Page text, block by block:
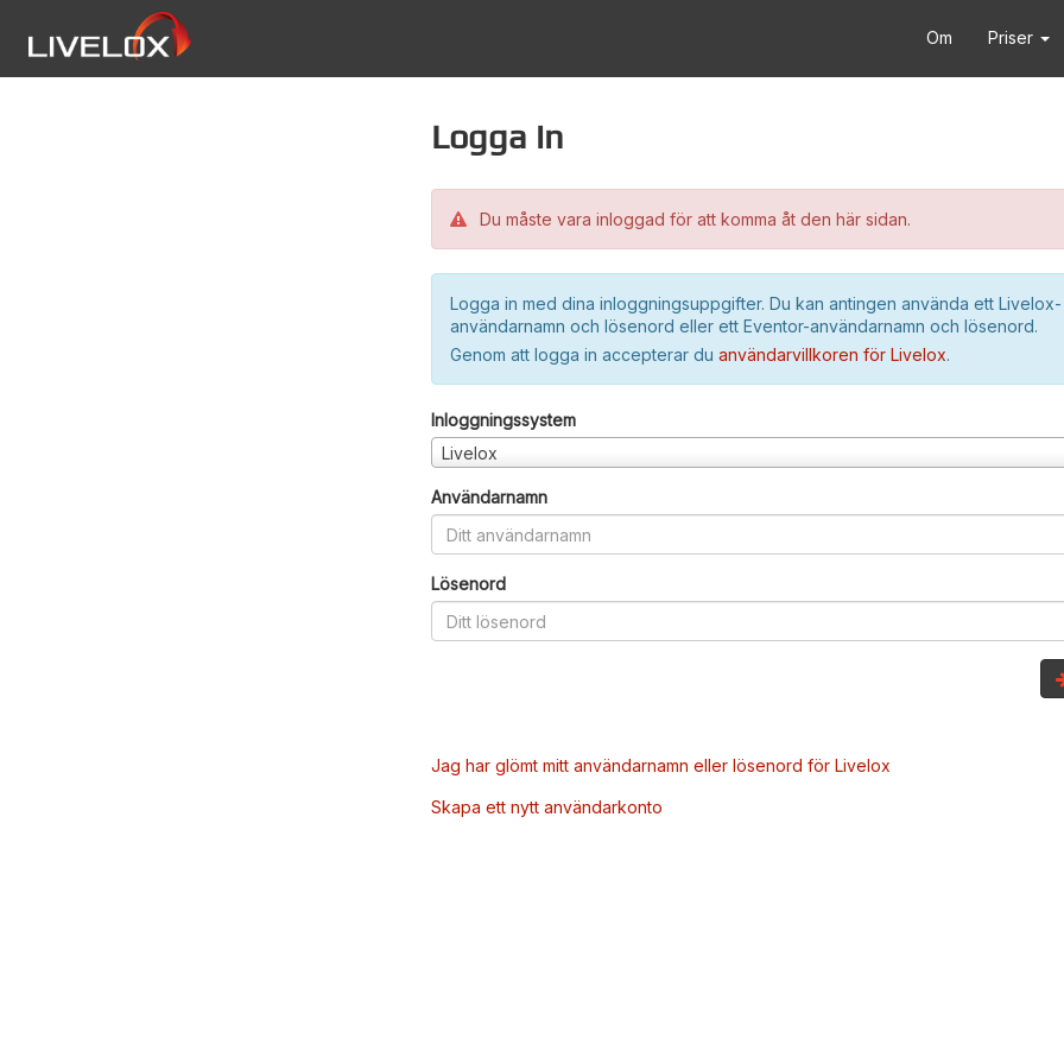
Om Priser
Logga in
Du måste vara inloggad för att komma åt den här sidan.
Logga in med dina inloggningsuppgifter. Du kan antingen använda ett Livelox-
användarnamn och lösenord eller ett Eventor-användarnamn och lösenord.
Genom att logga in accepterar du användarvillkoren för Livelox.
Inloggningssystem
Livelox
Användarnamn
Lösenord
Jag har glömt mitt användarnamn eller lösenord för Livelox
Skapa ett nytt användarkonto